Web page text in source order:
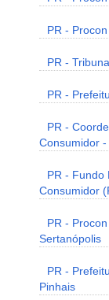
PR -
PR -
PR -
PR -
Consumidor
PR - Fundo
Consumidor
PR -
Sertanópolis
PR -
Pinhais